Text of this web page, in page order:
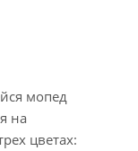
мопед
на
цветах: